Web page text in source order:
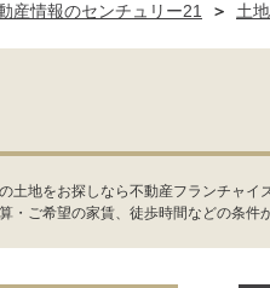
新築一戸建て
産情報のセンチュリー21 土
土地をお探しなら不動産フランチャ
・ご希望の家賃、徒歩時間などの条